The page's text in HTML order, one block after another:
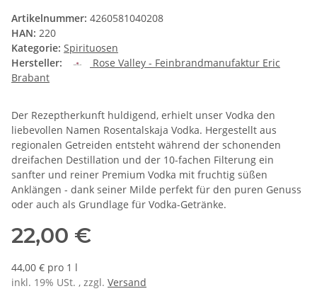
Artikelnummer: 4260581040208
HAN: 220
Kategorie: Spirituosen
Hersteller:
Rose Valley - Feinbrandmanufaktur Eric
Brabant
Der Rezeptherkunft huldigend, erhielt unser Vodka den
liebevollen Namen Rosentalskaja Vodka. Hergestellt aus
regionalen Getreiden entsteht während der schonenden
dreifachen Destillation und der 10-fachen Filterung ein
sanfter und reiner Premium Vodka mit fruchtig süßen
Anklängen - dank seiner Milde perfekt für den puren Genuss
oder auch als Grundlage für Vodka-Getränke.
22,00 €
44,00 € pro 1 l
inkl. 19% USt. , zzgl. Versand